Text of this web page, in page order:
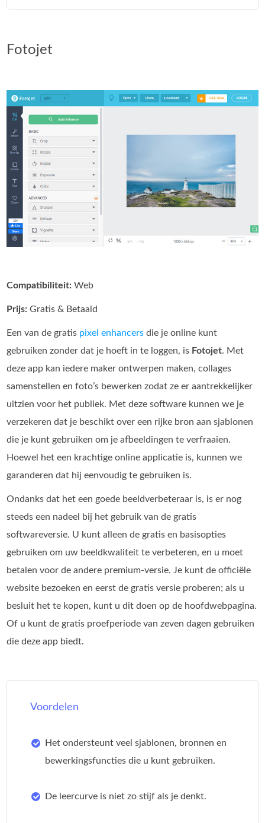
Fotojet
Compatibiliteit: Web
Prijs: Gratis & Betaald
Een van de gratis pixel enhancers die je online kunt
gebruiken zonder dat je hoeft in te loggen, is Fotojet. Met
deze app kan iedere maker ontwerpen maken, collages
samenstellen en foto’s bewerken zodat ze er aantrekkelijker
uitzien voor het publiek. Met deze software kunnen we je
verzekeren dat je beschikt over een rijke bron aan sjablonen
die je kunt gebruiken om je afbeeldingen te verfraaien.
Hoewel het een krachtige online applicatie is, kunnen we
garanderen dat hij eenvoudig te gebruiken is.
Ondanks dat het een goede beeldverbeteraar is, is er nog
steeds een nadeel bij het gebruik van de gratis
softwareversie. U kunt alleen de gratis en basisopties
gebruiken om uw beeldkwaliteit te verbeteren, en u moet
betalen voor de andere premium-versie. Je kunt de officiële
website bezoeken en eerst de gratis versie proberen; als u
besluit het te kopen, kunt u dit doen op de hoofdwebpagina.
Of u kunt de gratis proefperiode van zeven dagen gebruiken
die deze app biedt.
Voordelen
Het ondersteunt veel sjablonen, bronnen en
bewerkingsfuncties die u kunt gebruiken.
De leercurve is niet zo stijf als je denkt.